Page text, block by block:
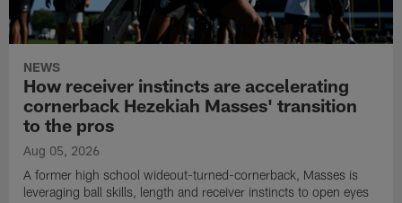
NEWS
How receiver instincts are accelerating
cornerback Hezekiah Masses' transition
to the pros
Aug 05, 2026
A former high school wideout-turned-cornerback, Masses is
leveraging ball skills, length and receiver instincts to open eyes